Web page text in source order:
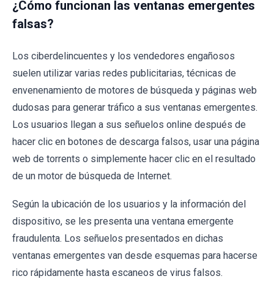
¿Cómo funcionan las ventanas emergentes
falsas?
Los ciberdelincuentes y los vendedores engañosos
suelen utilizar varias redes publicitarias, técnicas de
envenenamiento de motores de búsqueda y páginas web
dudosas para generar tráfico a sus ventanas emergentes.
Los usuarios llegan a sus señuelos online después de
hacer clic en botones de descarga falsos, usar una página
web de torrents o simplemente hacer clic en el resultado
de un motor de búsqueda de Internet.
Según la ubicación de los usuarios y la información del
dispositivo, se les presenta una ventana emergente
fraudulenta. Los señuelos presentados en dichas
ventanas emergentes van desde esquemas para hacerse
rico rápidamente hasta escaneos de virus falsos.